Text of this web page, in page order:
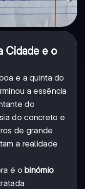
Cidade e o
e a quinta do
a essência
do
do concreto e
de grande
a realidade
é o binómio